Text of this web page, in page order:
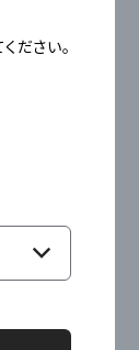
ださい。